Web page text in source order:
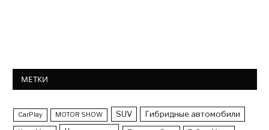
МЕТКИ
CarPlay MOTOR SHOW SUV Гибридные автомобили